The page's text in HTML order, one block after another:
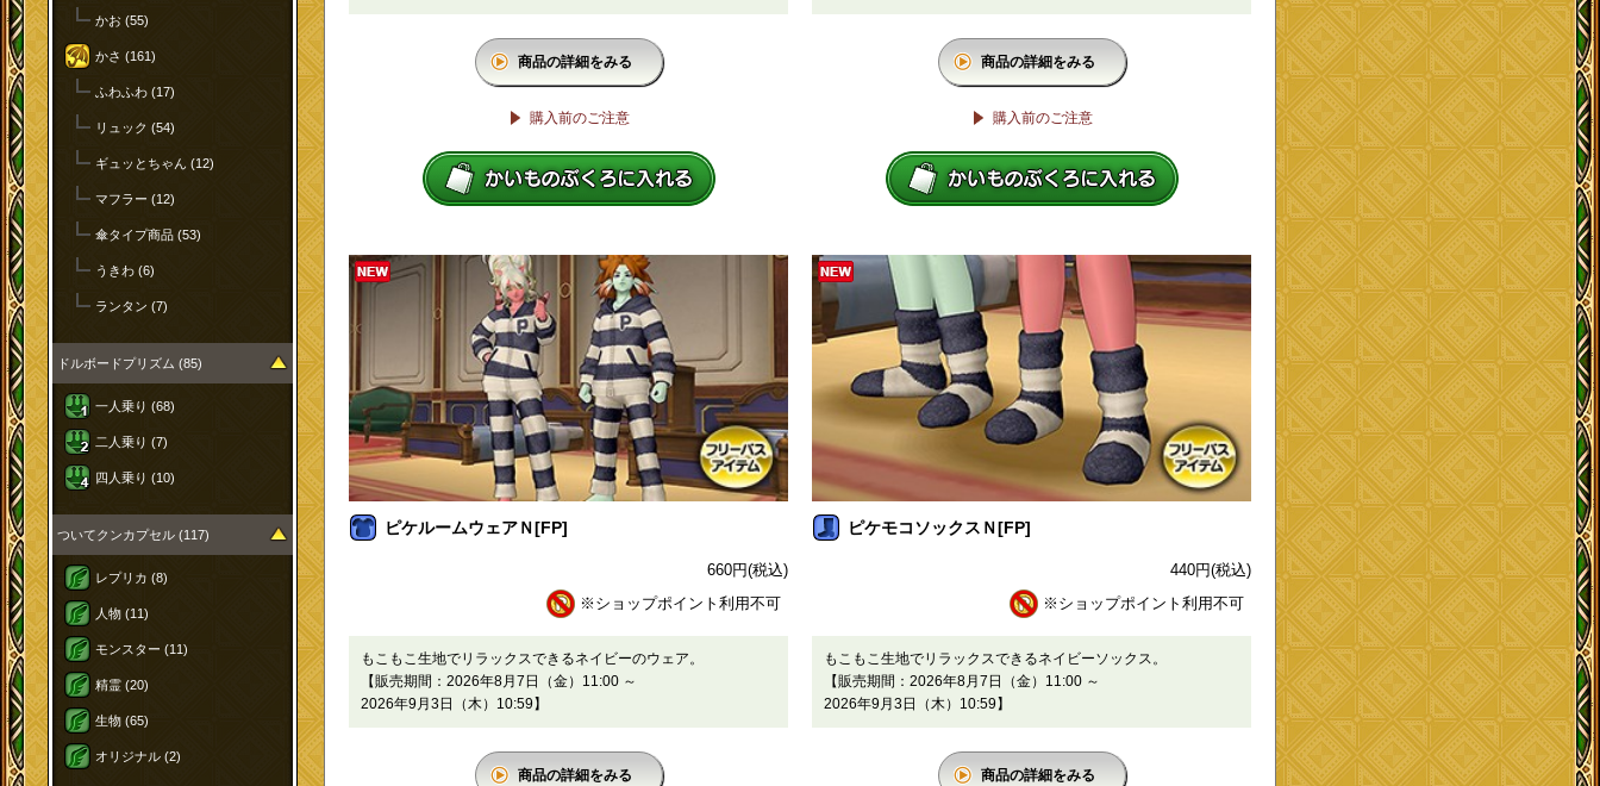
かお (55)
かさ (161)
ふわふわ (17)
リュック (54)
ギュッとちゃん (12)
マフラー (12)
傘タイプ商品 (53)
うきわ (6)
ランタン (7)
ドルボードプリズム (85)
一人乗り (68)
二人乗り (7)
四人乗り (10)
ついてクンカプセル (117)
レプリカ (8)
人物 (11)
モンスター (11)
精霊 (20)
生物 (65)
オリジナル (2)
商品の詳細をみる
購入前のご注意
商品の詳細をみる
購入前のご注意
ピケルームウェアＮ[FP]
660円(税込)
※ショップポイント利用不可
もこもこ生地でリラックスできるネイビーのウェア。
【販売期間：2026年8月7日（金）11:00 ～
2026年9月3日（木）10:59】
商品の詳細をみる
ピケモコソックスＮ[FP]
440円(税込)
※ショップポイント利用不可
もこもこ生地でリラックスできるネイビーソックス。
【販売期間：2026年8月7日（金）11:00 ～
2026年9月3日（木）10:59】
商品の詳細をみる